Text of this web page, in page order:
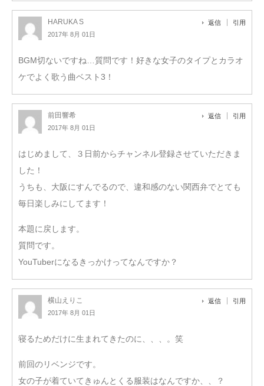
HARUKA S
2017年 8月 01日
返信 引用
BGM切ないですね…質問です！好きな女子のタイプとカラオ
ケでよく歌う曲ベスト3！
前田響希
2017年 8月 01日
返信 引用
はじめまして、３日前からチャンネル登録させていただきま
した！
うちも、大阪にすんでるので、違和感のない関西弁でとても
毎日楽しみにしてます！
本題に戻します。
質問です。
YouTuberになるきっかけってなんですか？
横山えりこ
2017年 8月 01日
返信 引用
寝るためだけに生まれてきたのに、、、。笑
前回のリベンジです。
女の子が着ていてきゅんとくる服装はなんですか、、？